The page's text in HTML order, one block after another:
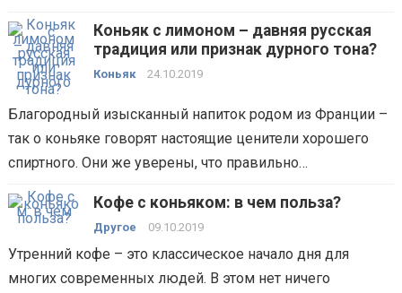
Коньяк с лимоном – давняя русская
традиция или признак дурного тона?
Коньяк 24.10.2019
Благородный изысканный напиток родом из Франции –
так о коньяке говорят настоящие ценители хорошего
спиртного. Они же уверены, что правильно…
Кофе с коньяком: в чем польза?
Другое 09.10.2019
Утренний кофе – это классическое начало дня для
многих современных людей. В этом нет ничего